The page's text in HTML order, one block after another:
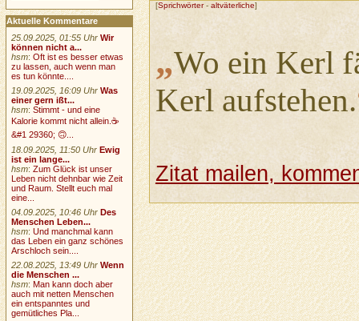
[Sprichwörter- altväterliche]
„Wo ein Kerl
Kerl aufstehen.
Zitat mailen,
Aktuelle Kommentare
25.09.2025, 01:55 Uhr Wir
können nicht a...
hsm:Oft ist es besser etwas
zu lassen, auch wenn man
es tun könnte....
19.09.2025, 16:09 Uhr Was
einer gern ißt...
hsm:Stimmt - und eine
Kalorie kommt nicht allein.☕
&#1 29360; 🙃...
18.09.2025, 11:50 Uhr Ewig
ist ein lange...
hsm:Zum Glück ist unser
Leben nicht dehnbar wie Zeit
und Raum. Stellt euch mal
eine...
04.09.2025, 10:46 Uhr Des
Menschen Leben...
hsm:Und manchmal kann
das Leben ein ganz schönes
Arschloch sein....
22.08.2025, 13:49 Uhr Wenn
die Menschen ...
hsm:Man kann doch aber
auch mit netten Menschen
ein entspanntes und
gemütliches Pla...